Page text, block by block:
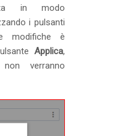
in modo
i pulsanti
modifiche è
Applica,
verranno